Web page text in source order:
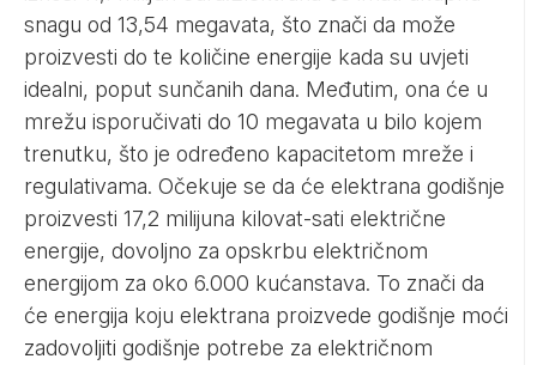
snagu od 13,54 megavata, što znači da može
proizvesti do te količine energije kada su uvjeti
idealni, poput sunčanih dana. Međutim, ona će u
mrežu isporučivati do 10 megavata u bilo kojem
trenutku, što je određeno kapacitetom mreže i
regulativama. Očekuje se da će elektrana godišnje
proizvesti 17,2 milijuna kilovat-sati električne
energije, dovoljno za opskrbu električnom
energijom za oko 6.000 kućanstava. To znači da
će energija koju elektrana proizvede godišnje moći
zadovoljiti godišnje potrebe za električnom